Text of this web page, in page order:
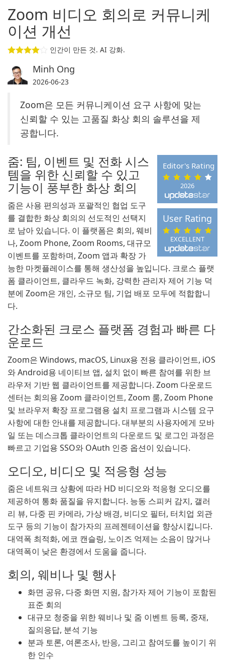
Zoom 비디오 회의로 커뮤니케
이션 개선
인간이 만든 것. AI 강화.
Minh Ong
2026-06-23
Zoom은 모든 커뮤니케이션 요구 사항에 맞는
신뢰할 수 있는 고품질 화상 회의 솔루션을 제
공합니다.
2026
Editor's Rating
EXCELLENT
User Rating
줌: 팀, 이벤트 및 전화 시스
템을 위한 신뢰할 수 있고
기능이 풍부한 화상 회의
줌은 사용 편의성과 포괄적인 협업 도구
를 결합한 화상 회의의 선도적인 선택지
로 남아 있습니다. 이 플랫폼은 회의, 웨비
나, Zoom Phone, Zoom Rooms, 대규모
이벤트를 포함하며, Zoom 앱과 확장 가
능한 마켓플레이스를 통해 생산성을 높입니다. 크로스 플랫
폼 클라이언트, 클라우드 녹화, 강력한 관리자 제어 기능 덕
분에 Zoom은 개인, 소규모 팀, 기업 배포 모두에 적합합니
다.
간소화된 크로스 플랫폼 경험과 빠른 다
운로드
Zoom은 Windows, macOS, Linux용 전용 클라이언트, iOS
와 Android용 네이티브 앱, 설치 없이 빠른 참여를 위한 브
라우저 기반 웹 클라이언트를 제공합니다. Zoom 다운로드
센터는 회의용 Zoom 클라이언트, Zoom 룸, Zoom Phone
및 브라우저 확장 프로그램용 설치 프로그램과 시스템 요구
사항에 대한 안내를 제공합니다. 대부분의 사용자에게 모바
일 또는 데스크톱 클라이언트의 다운로드 및 로그인 과정은
빠르고 기업용 SSO와 OAuth 인증 옵션이 있습니다.
오디오, 비디오 및 적응형 성능
줌은 네트워크 상황에 따라 HD 비디오와 적응형 오디오를
제공하여 통화 품질을 유지합니다. 능동 스피커 감지, 갤러
리 뷰, 다중 핀 카메라, 가상 배경, 비디오 필터, 터치업 외관
도구 등의 기능이 참가자의 프레젠테이션을 향상시킵니다.
대역폭 최적화, 에코 캔슬링, 노이즈 억제는 소음이 많거나
대역폭이 낮은 환경에서 도움을 줍니다.
회의, 웨비나 및 행사
화면 공유, 다중 화면 지원, 참가자 제어 기능이 포함된
표준 회의
대규모 청중을 위한 웨비나 및 줌 이벤트 등록, 중재,
질의응답, 분석 기능
분과 토론, 여론조사, 반응, 그리고 참여도를 높이기 위
한 인수